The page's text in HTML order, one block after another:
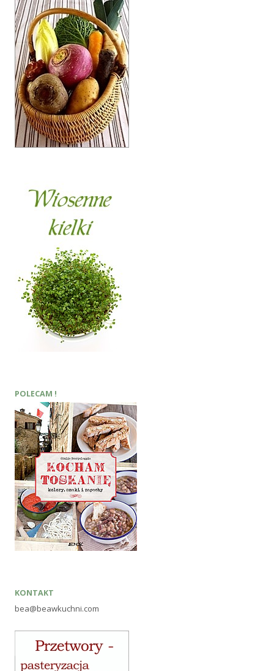
POLECAM !
KONTAKT
bea@beawkuchni.com